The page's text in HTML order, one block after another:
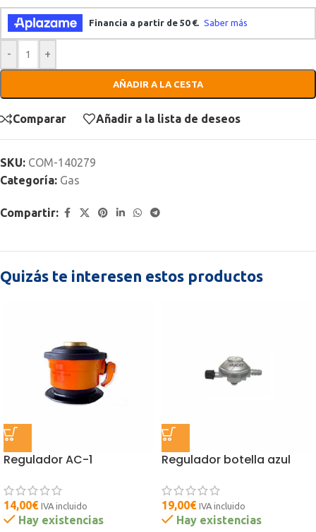
- +
AÑADIR A LA CESTA
Comparar Añadir a la lista de deseos
SKU: COM-140279
Categoría: Gas
Compartir:
Quizás te interesen estos productos
Regulador AC-1
14,00€ IVA incluido
Hay existencias
Regulador botella azul
19,00€ IVA incluido
Hay existencias